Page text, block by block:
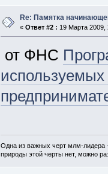
Re: Памятка
« Ответ #2 : 19 Марта 2009,
от ФНС
Одна из важных черт млм-лидера
природы этой черты нет, можно